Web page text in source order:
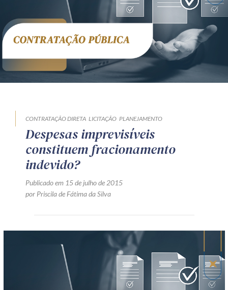
Receba por RSS
Av. Sete de Setembro, 4698
Batel
Curitiba/PR CEP 80240-000
CONTRATAÇÃO DIRETA LICITAÇÃO PLANEJAMENTO
Despesas imprevisíveis
constituem fracionamento
indevido?
Publicado em 15 de julho de 2015
por Priscila de Fátima da Silva